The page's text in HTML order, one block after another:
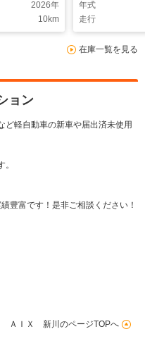
ラーヒー
ーヒータ
防止機能
電源
2026年
10km
ミホイール
ヤ LEDヘッ
ト シートヒ
ドライブレ
年式
走行
在庫一覧を見る
ョン
ど軽自動車の新車や届出済未使用
豊富です！是非ご相談ください！
ＡＩＸ 新川のページTOPへ